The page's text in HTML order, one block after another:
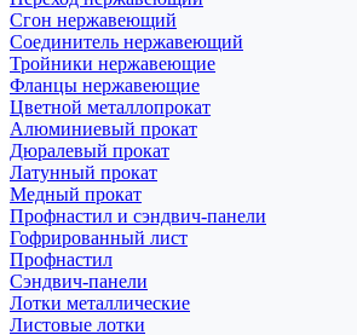
Сгон нержавеющий
Соединитель нержавеющий
Тройники нержавеющие
Фланцы нержавеющие
Цветной металлопрокат
Алюминиевый прокат
Дюралевый прокат
Латунный прокат
Медный прокат
Профнастил и сэндвич-панели
Гофрированный лист
Профнастил
Сэндвич-панели
Лотки металлические
Листовые лотки